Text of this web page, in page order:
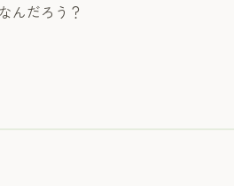
んだろう？